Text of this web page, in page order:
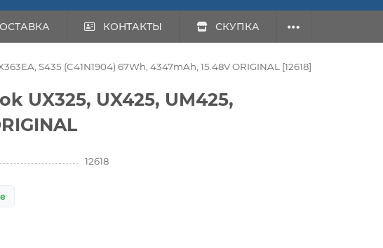
КОНТАКТЫ СКУПКА
S435 (C41N1904) 67Wh, 4347mAh, 15.48V ORIGINAL [12618]
UX325, UX425, UM425,
12618